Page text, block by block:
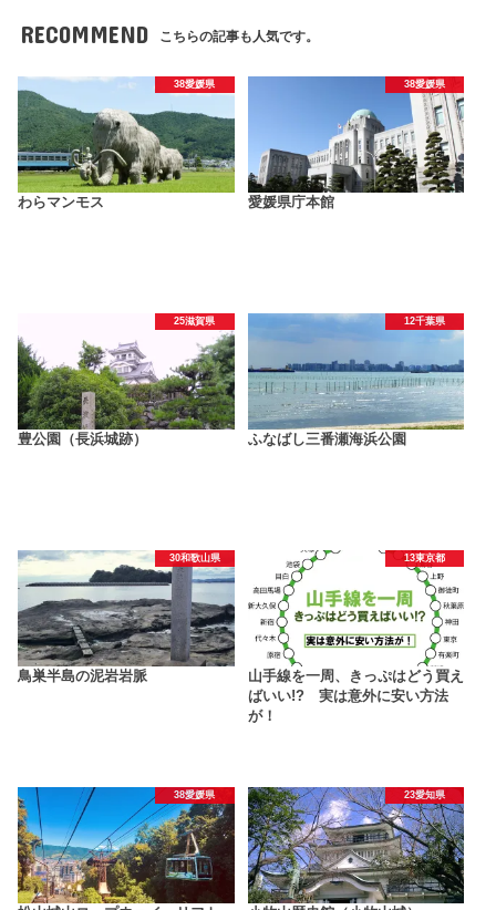
RECOMMEND こちらの記事も人気です。
38愛媛県
わらマンモス
38愛媛県
愛媛県庁本館
25滋賀県
豊公園（長浜城跡）
12千葉県
ふなばし三番瀬海浜公園
30和歌山県
鳥巣半島の泥岩岩脈
13東京都
山手線を一周、きっぷはどう買え
ばいい!? 実は意外に安い方法
が！
38愛媛県 23愛知県